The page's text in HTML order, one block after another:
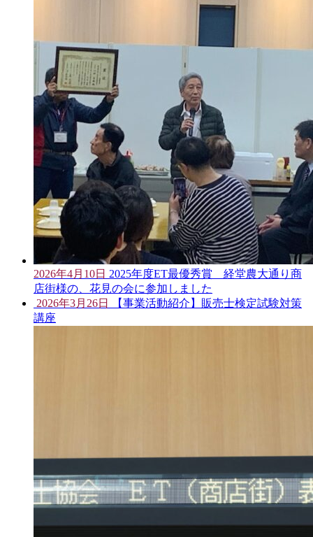
2026年4月10日 2025年度ET最優秀賞 経堂農大通り商
店街様の、花見の会に参加しました
2026年3月26日
【事業活動紹介】販売士検定試験対策
講座